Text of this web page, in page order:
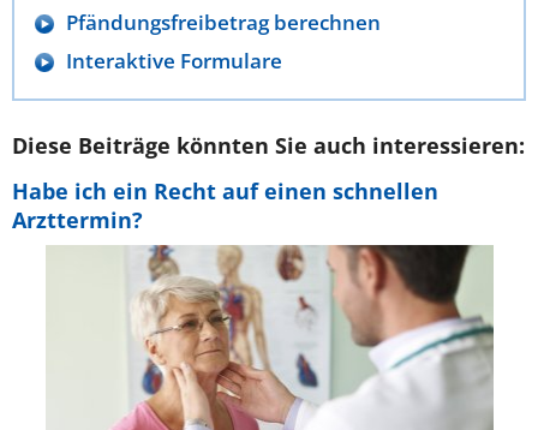
Pfändungsfreibetrag berechnen
Interaktive Formulare
Diese Beiträge könnten Sie auch interessieren:
Habe ich ein Recht auf einen schnellen
Arzttermin?